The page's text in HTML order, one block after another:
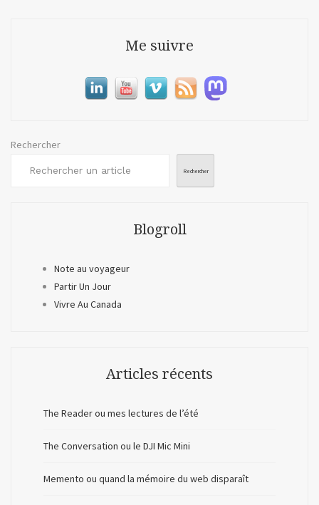
Me suivre
Rechercher
Rechercher
Blogroll
Note au voyageur
Partir Un Jour
Vivre Au Canada
Articles récents
The Reader ou mes lectures de l’été
The Conversation ou le DJI Mic Mini
Memento ou quand la mémoire du web disparaît